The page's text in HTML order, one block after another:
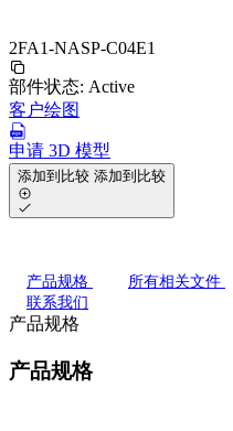
2FA1-NASP-C04E1
部件状态: Active
客户绘图
申请 3D 模型
添加到比较 添加到比较
产品规格 所有相关文件
联系我们
产品规格
产品规格